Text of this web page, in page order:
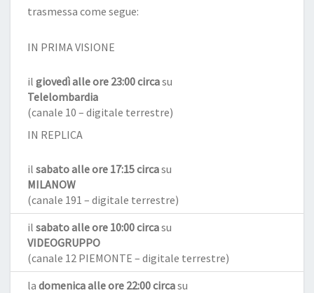
trasmessa come segue:
IN PRIMA VISIONE
il giovedì alle ore 23:00 circasu
Telelombardia
(canale 10 – digitale terrestre)
IN REPLICA
il sabato alle ore 17:15 circasu
MILANOW
(canale 191 – digitale terrestre)
il sabato alle ore 10:00 circasu
VIDEOGRUPPO
(canale 12 PIEMONTE – digitale terrestre)
la domenica alle ore 22:00 circasu